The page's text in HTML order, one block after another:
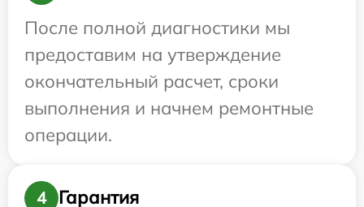
После полной диагностики мы
предоставим на утверждение
окончательный расчет, сроки
выполнения и начнем ремонтные
операции.
4
Гарантия